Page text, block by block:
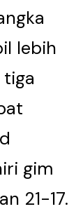
lebih
gim
21-17.